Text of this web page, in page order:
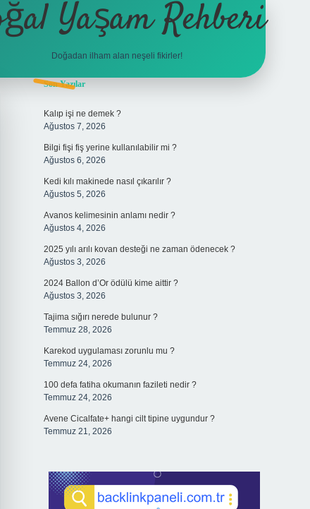
Yaşam Rehberi
Doğadan ilham alan neşeli fikirler!
Sidebar
Son Yazılar
Kalıp işi ne demek ?
Ağustos 7, 2026
Bilgi fişi fiş yerine kullanılabilir mi ?
Ağustos 6, 2026
Kedi kılı makinede nasıl çıkarılır ?
Ağustos 5, 2026
Avanos kelimesinin anlamı nedir ?
Ağustos 4, 2026
2025 yılı arılı kovan desteği ne zaman ödenecek ?
Ağustos 3, 2026
2024 Ballon d’Or ödülü kime aittir ?
Ağustos 3, 2026
Tajima sığırı nerede bulunur ?
Temmuz 28, 2026
Karekod uygulaması zorunlu mu ?
Temmuz 24, 2026
100 defa fatiha okumanın fazileti nedir ?
Temmuz 24, 2026
Avene Cicalfate+ hangi cilt tipine uygundur ?
Temmuz 21, 2026